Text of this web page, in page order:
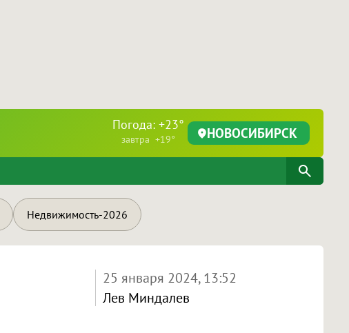
Погода: +23°
завтра +19° НОВОСИБИРСК
Недвижимость-2026
25 января 2024, 13:52
Лев Миндалев